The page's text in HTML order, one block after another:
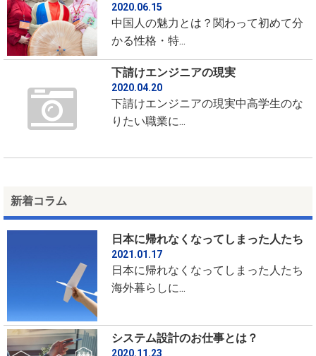
2020.06.15
中国人の魅力とは？関わって初めて分
かる性格・特...
下請けエンジニアの現実
2020.04.20
下請けエンジニアの現実中高学生のな
りたい職業に...
新着コラム
日本に帰れなくなってしまった人たち
2021.01.17
日本に帰れなくなってしまった人たち
海外暮らしに...
システム設計のお仕事とは？
2020.11.23